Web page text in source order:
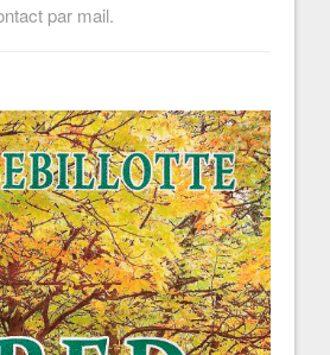
par mail.